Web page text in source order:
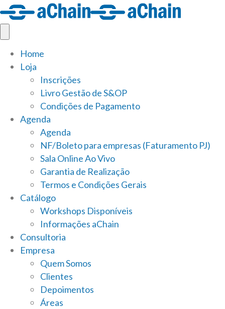
Home
Loja
Inscrições
Livro Gestão de S&OP
Condições de Pagamento
Agenda
Agenda
NF/Boleto para empresas (Faturamento PJ)
Sala Online Ao Vivo
Garantia de Realização
Termos e Condições Gerais
Catálogo
Workshops Disponíveis
Informações aChain
Consultoria
Empresa
Quem Somos
Clientes
Depoimentos
Áreas